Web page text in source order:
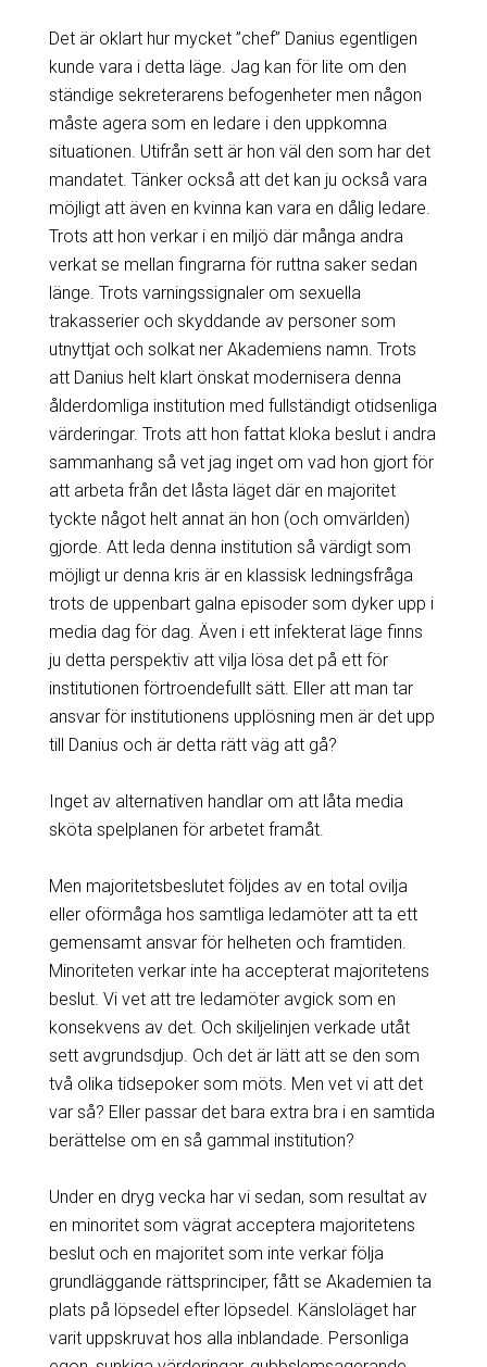
Det är oklart hur mycket ”chef” Danius egentligen
kunde vara i detta läge. Jag kan för lite om den
ständige sekreterarens befogenheter men någon
måste agera som en ledare i den uppkomna
situationen. Utifrån sett är hon väl den som har det
mandatet. Tänker också att det kan ju också vara
möjligt att även en kvinna kan vara en dålig ledare.
Trots att hon verkar i en miljö där många andra
verkat se mellan fingrarna för ruttna saker sedan
länge. Trots varningssignaler om sexuella
trakasserier och skyddande av personer som
utnyttjat och solkat ner Akademiens namn. Trots
att Danius helt klart önskat modernisera denna
ålderdomliga institution med fullständigt otidsenliga
värderingar. Trots att hon fattat kloka beslut i andra
sammanhang så vet jag inget om vad hon gjort för
att arbeta från det låsta läget där en majoritet
tyckte något helt annat än hon (och omvärlden)
gjorde. Att leda denna institution så värdigt som
möjligt ur denna kris är en klassisk ledningsfråga
trots de uppenbart galna episoder som dyker upp i
media dag för dag. Även i ett infekterat läge finns
ju detta perspektiv att vilja lösa det på ett för
institutionen förtroendefullt sätt. Eller att man tar
ansvar för institutionens upplösning men är det upp
till Danius och är detta rätt väg att gå?
Inget av alternativen handlar om att låta media
sköta spelplanen för arbetet framåt.
Men majoritetsbeslutet följdes av en total ovilja
eller oförmåga hos samtliga ledamöter att ta ett
gemensamt ansvar för helheten och framtiden.
Minoriteten verkar inte ha accepterat majoritetens
beslut. Vi vet att tre ledamöter avgick som en
konsekvens av det. Och skiljelinjen verkade utåt
sett avgrundsdjup. Och det är lätt att se den som
två olika tidsepoker som möts. Men vet vi att det
var så? Eller passar det bara extra bra i en samtida
berättelse om en så gammal institution?
Under en dryg vecka har vi sedan, som resultat av
en minoritet som vägrat acceptera majoritetens
beslut och en majoritet som inte verkar följa
grundläggande rättsprinciper, fått se Akademien ta
plats på löpsedel efter löpsedel. Känsloläget har
varit uppskruvat hos alla inblandade. Personliga